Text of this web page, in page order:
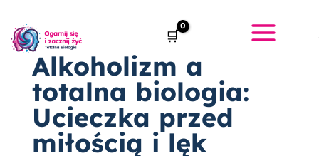
treści
Alkoholizm a
totalna biologia:
Ucieczka przed
miłością i lęk